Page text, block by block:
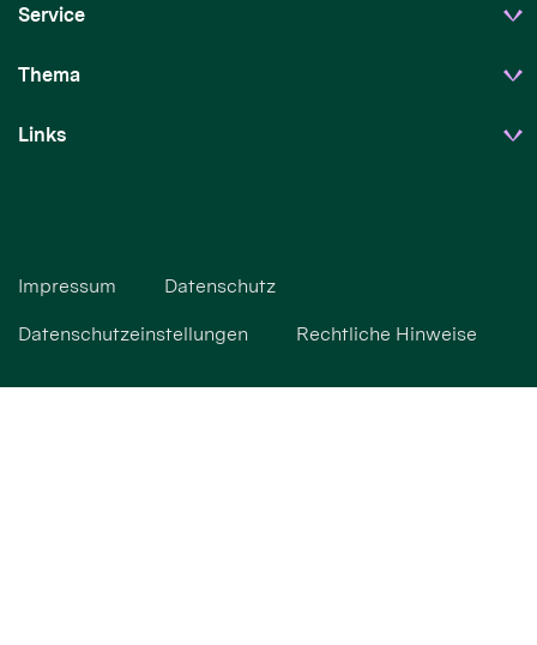
Service
Thema
Links
Impressum Datenschutz
Datenschutzeinstellungen Rechtliche Hinweise